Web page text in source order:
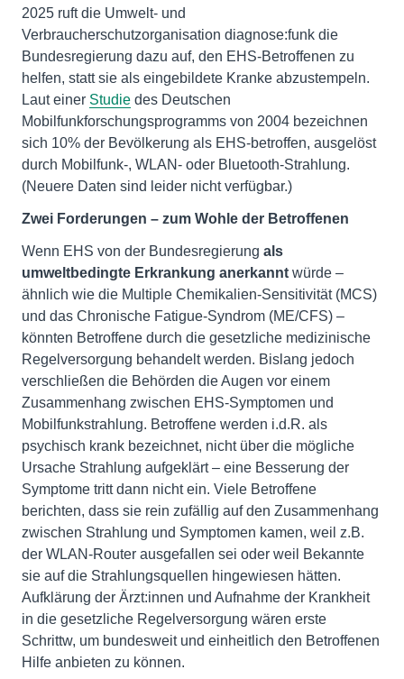
2025 ruft die Umwelt- und
Verbraucherschutzorganisation diagnose:funk die
Bundesregierung dazu auf, den EHS-Betroffenen zu
helfen, statt sie als eingebildete Kranke abzustempeln.
Laut einer Studie des Deutschen
Mobilfunkforschungsprogramms von 2004 bezeichnen
sich 10% der Bevölkerung als EHS-betroffen, ausgelöst
durch Mobilfunk-, WLAN- oder Bluetooth-Strahlung.
(Neuere Daten sind leider nicht verfügbar.)
Zwei Forderungen – zum Wohle der Betroffenen
Wenn EHS von der Bundesregierung als
umweltbedingte Erkrankung anerkannt würde –
ähnlich wie die Multiple Chemikalien-Sensitivität (MCS)
und das Chronische Fatigue-Syndrom (ME/CFS) –
könnten Betroffene durch die gesetzliche medizinische
Regelversorgung behandelt werden. Bislang jedoch
verschließen die Behörden die Augen vor einem
Zusammenhang zwischen EHS-Symptomen und
Mobilfunkstrahlung. Betroffene werden i.d.R. als
psychisch krank bezeichnet, nicht über die mögliche
Ursache Strahlung aufgeklärt – eine Besserung der
Symptome tritt dann nicht ein. Viele Betroffene
berichten, dass sie rein zufällig auf den Zusammenhang
zwischen Strahlung und Symptomen kamen, weil z.B.
der WLAN-Router ausgefallen sei oder weil Bekannte
sie auf die Strahlungsquellen hingewiesen hätten.
Aufklärung der Ärzt:innen und Aufnahme der Krankheit
in die gesetzliche Regelversorgung wären erste
Schrittw, um bundesweit und einheitlich den Betroffenen
Hilfe anbieten zu können.